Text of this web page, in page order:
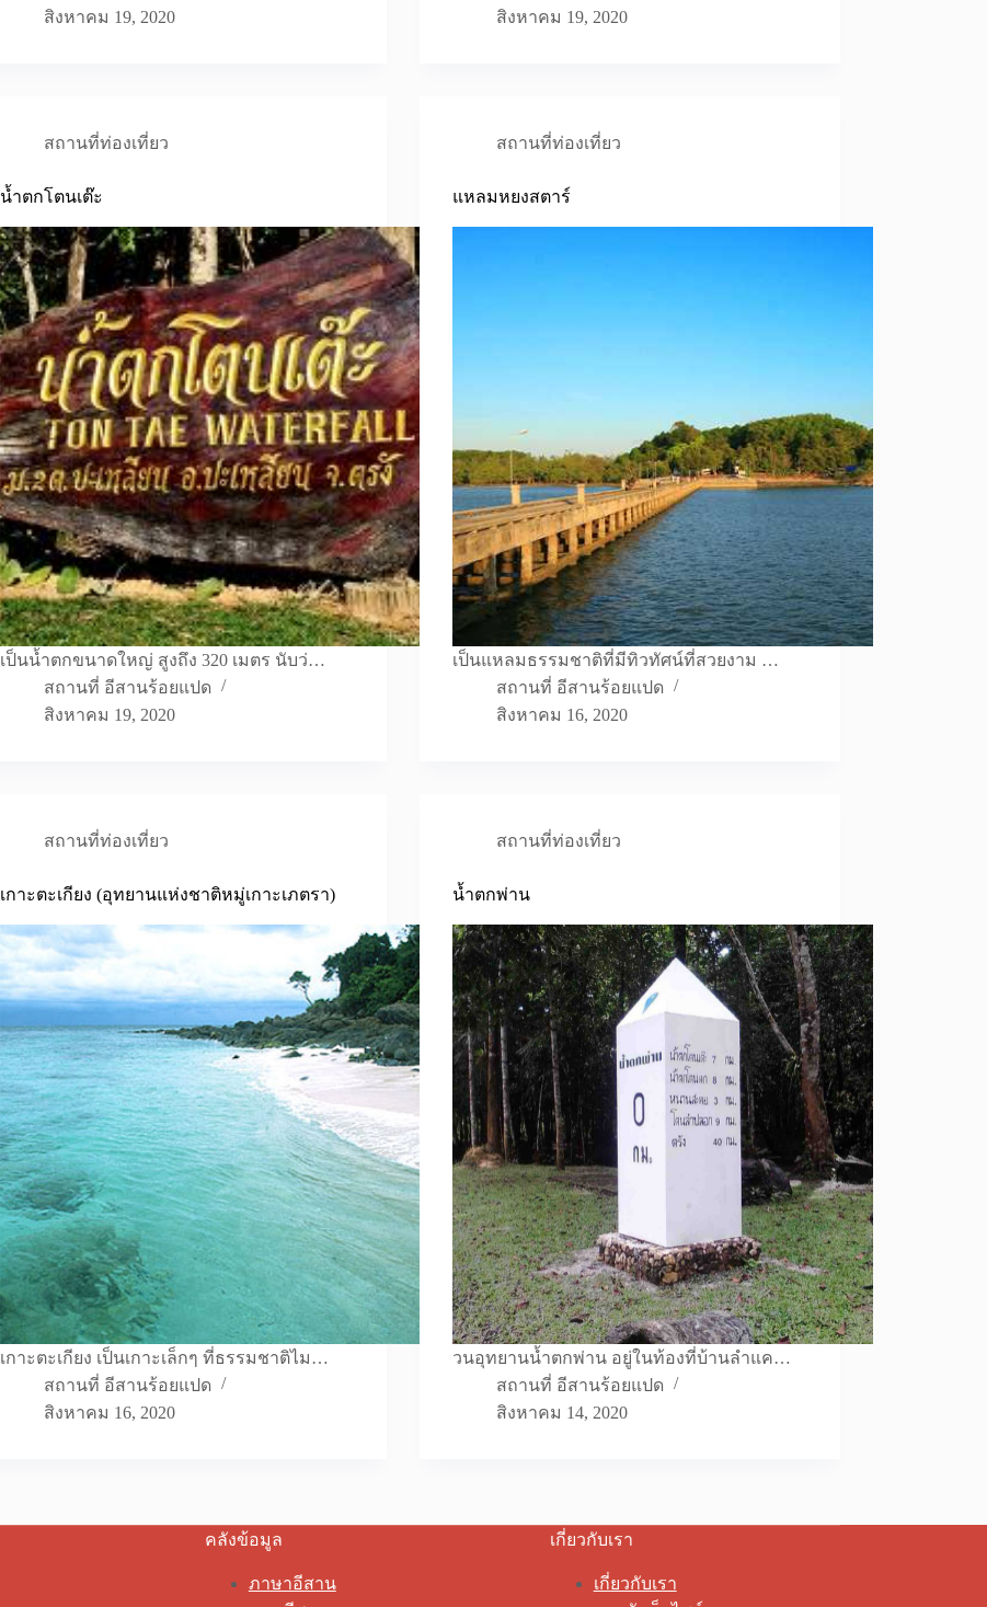
สิงหาคม 19, 2020
สิงหาคม 19, 2020
สถานที่ท่องเที่ยว
น้ำตกโตนเต๊ะ
เป็นน้ำตกขนาดใหญ่ สูงถึง 320 เมตร นับว่…
สถานที่ อีสานร้อยแปด
สิงหาคม 19, 2020
สถานที่ท่องเที่ยว
แหลมหยงสตาร์
เป็นแหลมธรรมชาติที่มีทิวทัศน์ที่สวยงาม …
สถานที่ อีสานร้อยแปด
สิงหาคม 16, 2020
สถานที่ท่องเที่ยว
เกาะตะเกียง (อุทยานแห่งชาติหมู่เกาะเภตรา)
เกาะตะเกียง เป็นเกาะเล็กๆ ที่ธรรมชาติไม…
สถานที่ อีสานร้อยแปด
สิงหาคม 16, 2020
สถานที่ท่องเที่ยว
น้ำตกพ่าน
วนอุทยานน้ำตกพ่าน อยู่ในท้องที่บ้านลำแค…
สถานที่ อีสานร้อยแปด
สิงหาคม 14, 2020
คลังข้อมูล
ภาษาอีสาน
เกี่ยวกับเรา
เกี่ยวกับเรา